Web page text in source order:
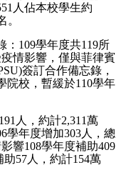
人佔本校學生約
。
：109學年度共119所
情影響，僅與菲律賓
簽訂合作備忘錄，
院校，暫緩於110學年
人，約計2,311萬
學年度增加303人，總
響108學年度補助409
助57人，約計154萬